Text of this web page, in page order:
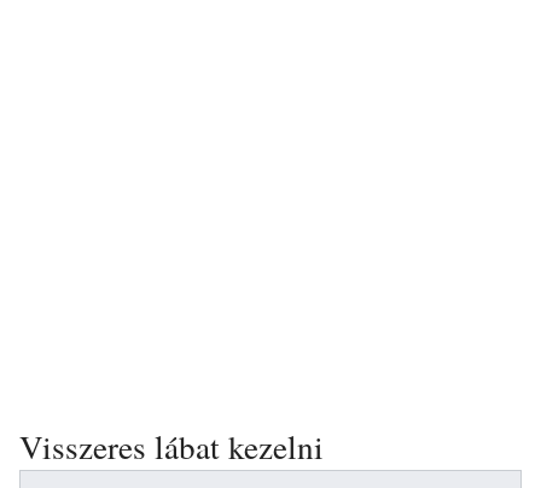
Visszeres lábat kezelni